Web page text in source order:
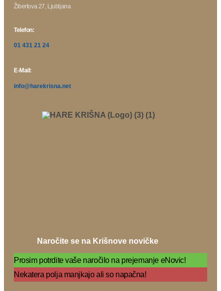
Žibertova 27, Ljubljana
Telefon:
01 431 21 24
E-Mail:
info@harekrisna.net
Naročite se na Krišnove novičke
Prosim potrdite vaše naročilo na prejemanje eNovic!
Nekatera polja manjkajo ali so napačna!